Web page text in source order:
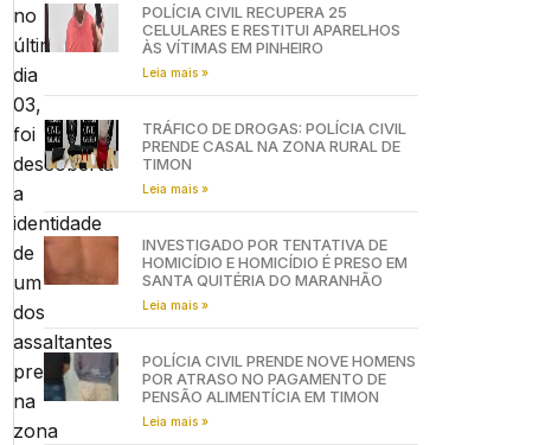
no
último
dia
03,
foi
descoberta
a
identidade
de
um
dos
assaltantes
preso
na
zona
POLÍCIA CIVIL RECUPERA 25
CELULARES E RESTITUI APARELHOS
ÀS VÍTIMAS EM PINHEIRO
Leia mais »
TRÁFICO DE DROGAS: POLÍCIA CIVIL
PRENDE CASAL NA ZONA RURAL DE
TIMON
Leia mais »
INVESTIGADO POR TENTATIVA DE
HOMICÍDIO E HOMICÍDIO É PRESO EM
SANTA QUITÉRIA DO MARANHÃO
Leia mais »
POLÍCIA CIVIL PRENDE NOVE HOMENS
POR ATRASO NO PAGAMENTO DE
PENSÃO ALIMENTÍCIA EM TIMON
Leia mais »